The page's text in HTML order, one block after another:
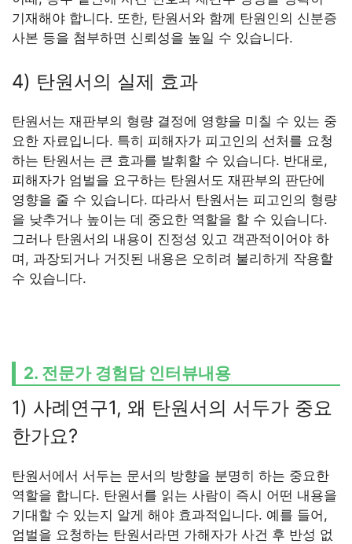
기재해야 합니다. 또한, 탄원서와 함께 탄원인의 신분증
사본 등을 첨부하면 신뢰성을 높일 수 있습니다.
4) 탄원서의 실제 효과
탄원서는 재판부의 형량 결정에 영향을 미칠 수 있는 중
요한 자료입니다. 특히 피해자가 피고인의 선처를 요청
하는 탄원서는 큰 효과를 발휘할 수 있습니다. 반대로,
피해자가 엄벌을 요구하는 탄원서도 재판부의 판단에
영향을 줄 수 있습니다. 따라서 탄원서는 피고인의 형량
을 낮추거나 높이는 데 중요한 역할을 할 수 있습니다.
그러나 탄원서의 내용이 진정성 있고 객관적이어야 하
며, 과장되거나 거짓된 내용은 오히려 불리하게 작용할
수 있습니다.
2. 전문가 경험담 인터뷰내용
1) 사례연구1, 왜 탄원서의 서두가 중요
한가요?
탄원서에서 서두는 문서의 방향을 분명히 하는 중요한
역할을 합니다. 탄원서를 읽는 사람이 즉시 어떤 내용을
기대할 수 있는지 알게 해야 효과적입니다. 예를 들어,
엄벌을 요청하는 탄원서라면 가해자가 사건 후 반성 없